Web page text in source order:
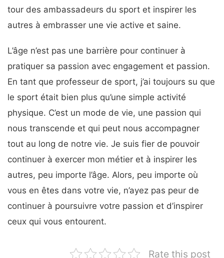
tour des ambassadeurs du sport et inspirer les
autres à embrasser une vie active et saine.
L’âge n’est pas une barrière pour continuer à
pratiquer sa passion avec engagement et passion.
En tant que professeur de sport, j’ai toujours su que
le sport était bien plus qu’une simple activité
physique. C’est un mode de vie, une passion qui
nous transcende et qui peut nous accompagner
tout au long de notre vie. Je suis fier de pouvoir
continuer à exercer mon métier et à inspirer les
autres, peu importe l’âge. Alors, peu importe où
vous en êtes dans votre vie, n’ayez pas peur de
continuer à poursuivre votre passion et d’inspirer
ceux qui vous entourent.
Rate this post